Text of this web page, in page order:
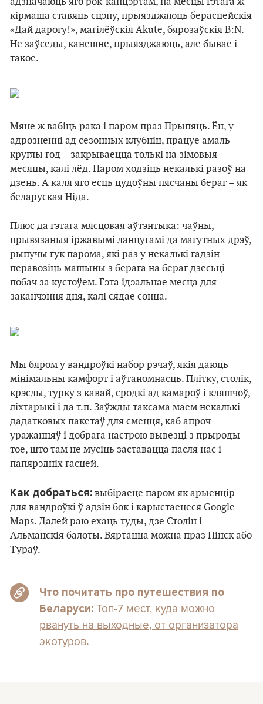
кірмаша ставяць сцэну, прыязджаюць берасцейскія
«Дай дарогу!», магілёўскія Akute, бярозаўскія B:N.
Не заўсёды, канешне, прыязджаюць, але бывае і
такое.
Мяне ж вабіць рака і паром праз Прыпяць. Ён, у
адрозненні ад сезонных клубніц, працуе амаль
круглы год – закрываецца толькі на зімовыя
месяцы, калі лёд. Паром ходзіць некалькі разоў на
дзень. А каля яго ёсць цудоўны пясчаны бераг – як
беларуская Ніда.
Плюс да гэтага мясцовая аўтэнтыка: чаўны,
прывязаныя іржавымі ланцугамі да магутных дрэў,
рыпучы гук парома, які раз у некалькі гадзін
перавозіць машыны з берага на бераг дзесьці
побач за кустоўем. Гэта ідэальнае месца для
заканчэння дня, калі сядае сонца.
Мы бяром у вандроўкі набор рэчаў, якія даюць
мінімальны камфорт і аўтаномнасць. Плітку, столік,
крэслы, турку з кавай, сродкі ад камароў і кляшчоў,
ліхтарыкі і да т.п. Заўжды таксама маем некалькі
дадатковых пакетаў для смецця, каб апроч
уражанняў і добрага настрою вывезці з прыроды
тое, што там не мусіць заставацца пасля нас і
папярэдніх гасцей.
Как добраться: выбіраеце паром як арыенцір
для вандроўкі ў адзін бок і карыстаецеся Google
Мaps. Далей раю ехаць туды, дзе Столін і
Альманскія балоты. Вяртацца можна праз Пінск або
Тураў.
Что почитать про путешествия по
Беларуси: Топ-7 мест, куда можно
рвануть на выходные, от организатора
экотуров.